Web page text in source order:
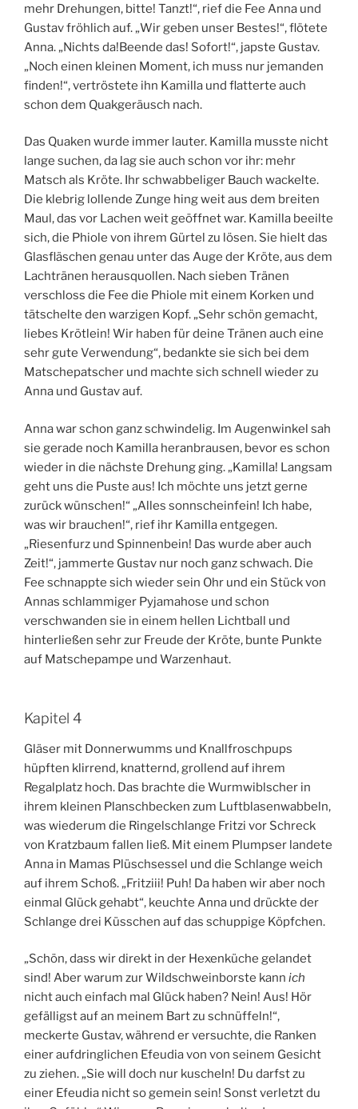
mehr Drehungen, bitte! Tanzt!“, rief die Fee Anna und
Gustav fröhlich auf. „Wir geben unser Bestes!“, flötete
Anna. „Nichts da!Beende das! Sofort!“, japste Gustav.
„Noch einen kleinen Moment, ich muss nur jemanden
finden!“, vertröstete ihn Kamilla und flatterte auch
schon dem Quakgeräusch nach.
Das Quaken wurde immer lauter. Kamilla musste nicht
lange suchen, da lag sie auch schon vor ihr: mehr
Matsch als Kröte. Ihr schwabbeliger Bauch wackelte.
Die klebrig lollende Zunge hing weit aus dem breiten
Maul, das vor Lachen weit geöffnet war. Kamilla beeilte
sich, die Phiole von ihrem Gürtel zu lösen. Sie hielt das
Glasfläschen genau unter das Auge der Kröte, aus dem
Lachtränen herausquollen. Nach sieben Tränen
verschloss die Fee die Phiole mit einem Korken und
tätschelte den warzigen Kopf. „Sehr schön gemacht,
liebes Krötlein! Wir haben für deine Tränen auch eine
sehr gute Verwendung“, bedankte sie sich bei dem
Matschepatscher und machte sich schnell wieder zu
Anna und Gustav auf.
Anna war schon ganz schwindelig. Im Augenwinkel sah
sie gerade noch Kamilla heranbrausen, bevor es schon
wieder in die nächste Drehung ging. „Kamilla! Langsam
geht uns die Puste aus! Ich möchte uns jetzt gerne
zurück wünschen!“ „Alles sonnscheinfein! Ich habe,
was wir brauchen!“, rief ihr Kamilla entgegen.
„Riesenfurz und Spinnenbein! Das wurde aber auch
Zeit!“, jammerte Gustav nur noch ganz schwach. Die
Fee schnappte sich wieder sein Ohr und ein Stück von
Annas schlammiger Pyjamahose und schon
verschwanden sie in einem hellen Lichtball und
hinterließen sehr zur Freude der Kröte, bunte Punkte
auf Matschepampe und Warzenhaut.
Kapitel 4
Gläser mit Donnerwumms und Knallfroschpups
hüpften klirrend, knatternd, grollend auf ihrem
Regalplatz hoch. Das brachte die Wurmwiblscher in
ihrem kleinen Planschbecken zum Luftblasenwabbeln,
was wiederum die Ringelschlange Fritzi vor Schreck
von Kratzbaum fallen ließ. Mit einem Plumpser landete
Anna in Mamas Plüschsessel und die Schlange weich
auf ihrem Schoß. „Fritziii! Puh! Da haben wir aber noch
einmal Glück gehabt“, keuchte Anna und drückte der
Schlange drei Küsschen auf das schuppige Köpfchen.
„Schön, dass wir direkt in der Hexenküche gelandet
sind! Aber warum zur Wildschweinborste kann ich
nicht auch einfach mal Glück haben? Nein! Aus! Hör
gefälligst auf an meinem Bart zu schnüffeln!“,
meckerte Gustav, während er versuchte, die Ranken
einer aufdringlichen Efeudia von von seinem Gesicht
zu ziehen. „Sie will doch nur kuscheln! Du darfst zu
einer Efeudia nicht so gemein sein! Sonst verletzt du